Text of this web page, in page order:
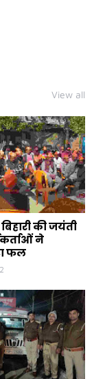
View all
की जयंती
ने
फल